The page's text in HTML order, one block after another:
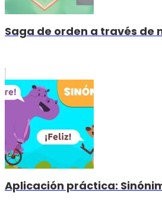
Saga de orden a través de
Aplicación práctica: